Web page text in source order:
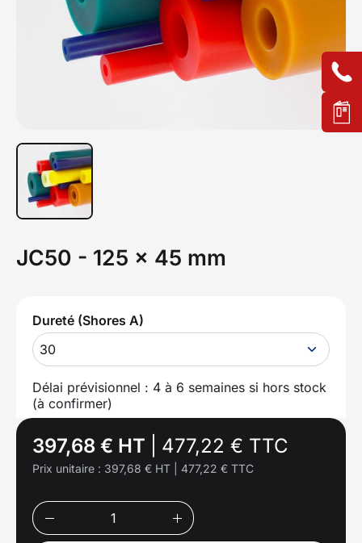
JC50 - 125 x 45 mm
Dureté (Shores A)
30
Délai prévisionnel : 4 à 6 semaines si hors stock
(à confirmer)
397,68 € HT 477,22 € TTC
Prix unitaire : 397,68 € HT 477,22 € TTC